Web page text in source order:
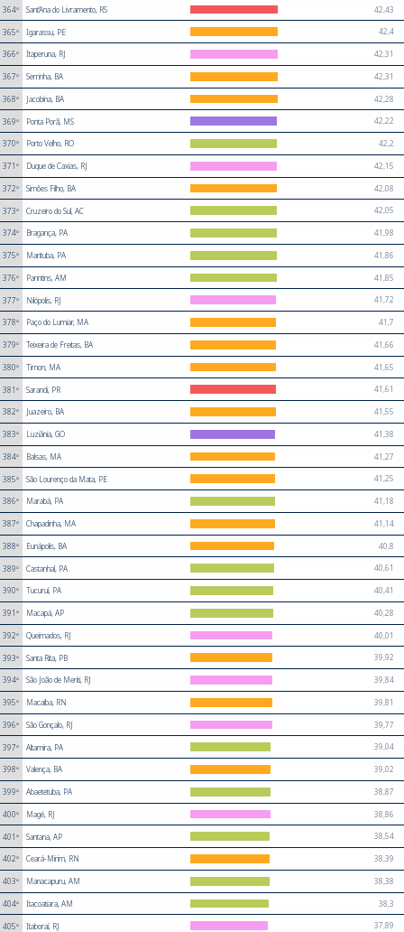
364º Sant'Ana do Livramento, RS 42,43
365º Igarassu, PE 42,4
366º Itaperuna, RJ 42,31
367º Serrinha, BA 42,31
368º Jacobina, BA 42,28
369º Ponta Porã, MS 42,22
370º Porto Velho, RO 42,2
371º Duque de Caxias, RJ 42,15
372º Simões Filho, BA 42,08
373º Cruzeiro do Sul, AC 42,05
374º Bragança, PA 41,98
375º Marituba, PA 41,86
376º Parintins, AM 41,85
377º Nilópolis, RJ 41,72
378º Paço do Lumiar, MA 41,7
379º Teixeira de Freitas, BA 41,66
380º Timon, MA 41,65
381º Sarandi, PR 41,61
382º Juazeiro, BA 41,55
383º Luziânia, GO 41,38
384º Balsas, MA 41,27
385º São Lourenço da Mata, PE 41,25
386º Marabá, PA 41,18
387º Chapadinha, MA 41,14
388º Eunápolis, BA 40,8
389º Castanhal, PA 40,61
390º Tucuruí, PA 40,41
391º Macapá, AP 40,28
392º Queimados, RJ 40,01
393º Santa Rita, PB 39,92
394º São João de Meriti, RJ 39,84
395º Macaíba, RN 39,81
396º São Gonçalo, RJ 39,77
397º Altamira, PA 39,04
398º Valença, BA 39,02
399º Abaetetuba, PA 38,87
400º Magé, RJ 38,86
401º Santana, AP 38,54
402º Ceará-Mirim, RN 38,39
403º Manacapuru, AM 38,38
404º Itacoatiara, AM 38,3
405º Itaboraí, RJ 37,89